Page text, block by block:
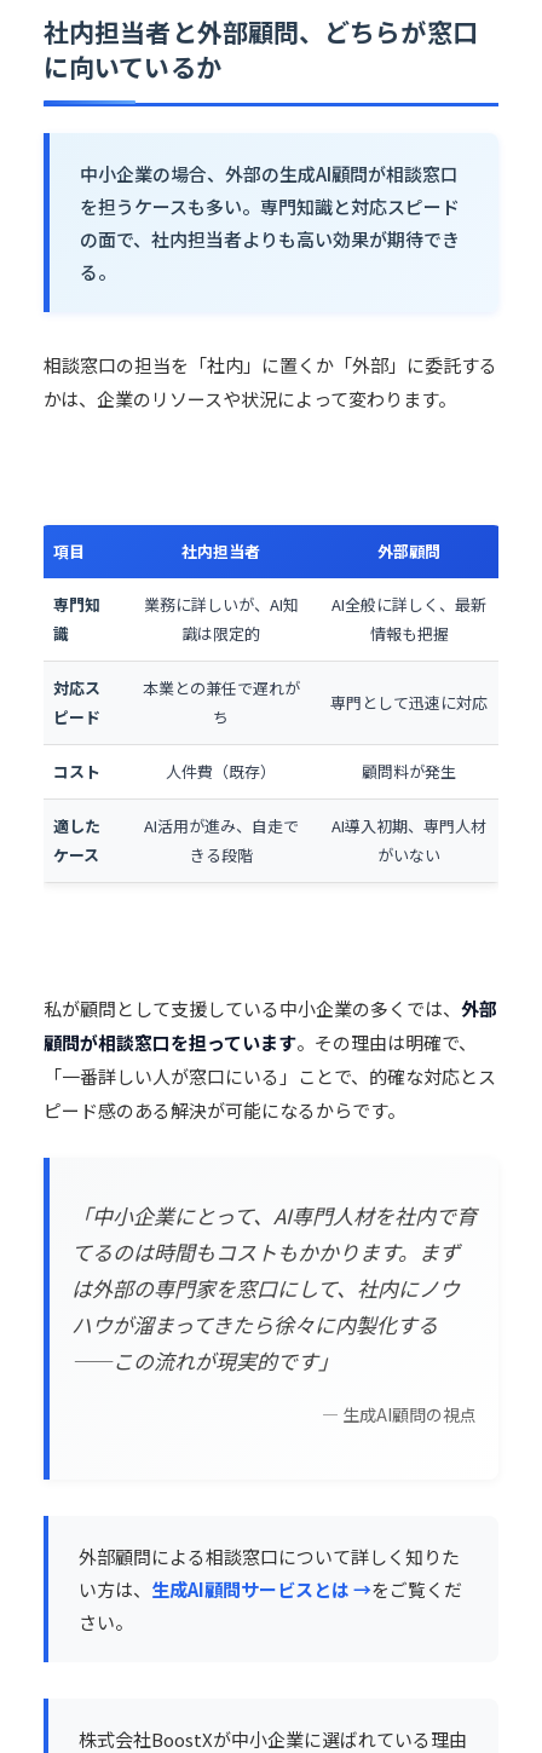
社内担当者と外部顧問、どちらが窓口
に向いているか
中小企業の場合、外部の生成AI顧問が相談窓口
を担うケースも多い。専門知識と対応スピード
の面で、社内担当者よりも高い効果が期待でき
る。
相談窓口の担当を「社内」に置くか「外部」に委託する
かは、企業のリソースや状況によって変わります。
項目 社内担当者 外部顧問
専門知
識
業務に詳しいが、AI知
識は限定的
AI全般に詳しく、最新
情報も把握
対応ス
ピード
本業との兼任で遅れが
ち
専門として迅速に対応
コスト 人件費（既存） 顧問料が発生
適した
ケース
AI活用が進み、自走で
きる段階
AI導入初期、専門人材
がいない
私が顧問として支援している中小企業の多くでは、 外部
顧問が相談窓口を担っています。その理由は明確で、
「一番詳しい人が窓口にいる」ことで、的確な対応とス
ピード感のある解決が可能になるからです。
「中小企業にとって、AI専門人材を社内で育
てるのは時間もコストもかかります。まず
は外部の専門家を窓口にして、社内にノウ
ハウが溜まってきたら徐々に内製化する
——この流れが現実的です」
— 生成AI顧問の視点
外部顧問による相談窓口について詳しく知りた
い方は、 生成AI顧問サービスとは →をご覧くだ
さい。
株式会社BoostXが中小企業に選ばれている理由